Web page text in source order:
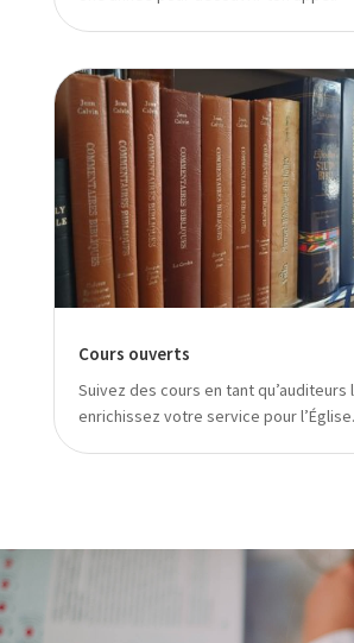
Cours ouverts
Suivez des cours en tant qu’auditeurs
enrichissez votre service pour l’Église.